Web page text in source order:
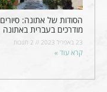
הסודות של אתונה: סיורים
מודרכים בעברית באתונה
23 באפריל 2023
קרא עוד »